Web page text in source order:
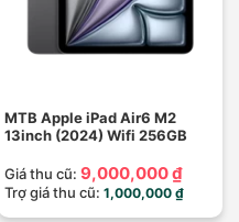
MTB Apple iPad Air6 M2
13inch (2024) Wifi 256GB
Giá thu cũ: 9,000,000 ₫
Trợ giá thu cũ: 1,000,000 ₫